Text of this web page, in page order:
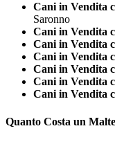
Cani in Vendita
Saronno
Cani in Vendita
Cani in Vendita
Cani in Vendita
Cani in Vendita
Cani in Vendita
Cani in Vendita
Quanto Costa un